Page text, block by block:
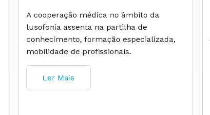
A cooperação médica no âmbito da
lusofonia assenta na partilha de
conhecimento, formação especializada,
mobilidade de profissionais.
Ler Mais